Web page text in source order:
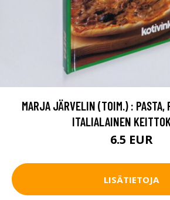
MARJA JÄRVELIN (TOIM.) : PASTA,
ITALIALAINEN
6.5 EUR
LISÄTIETOJA